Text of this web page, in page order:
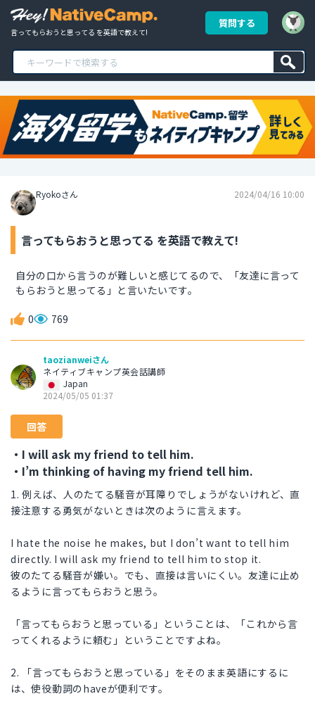
言ってもらおうと思ってる を英語で教えて!
質問する
Ryokoさん 2024/04/16 10:00
言ってもらおうと思ってる を英語で教えて!
自分の口から言うのが難しいと感じてるので、「友達に言って
もらおうと思ってる」と言いたいです。
0 769
taozianweiさん
ネイティブキャンプ英会話講師
Japan
2024/05/05 01:37
回答
・I will ask my friend to tell him.
・I’m thinking of having my friend tell him.
1. 例えば、人のたてる騒音が耳障りでしょうがないけれど、直
接注意する勇気がないときは次のように言えます。
I hate the noise he makes, but I don’t want to tell him
directly. I will ask my friend to tell him to stop it.
彼のたてる騒音が嫌い。でも、直接は言いにくい。友達に止め
るように言ってもらおうと思う。
「言ってもらおうと思っている」ということは、「これから言
ってくれるように頼む」ということですよね。
2. 「言ってもらおうと思っている」をそのまま英語にするに
は、使役動詞のhaveが便利です。